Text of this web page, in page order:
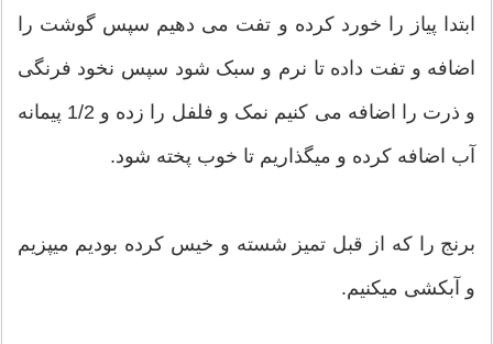
ابتدا پیاز را خورد کرده و تفت می دهیم سپس گوشت را
اضافه و تفت داده تا نرم و سبک شود سپس نخود فرنگی
و ذرت را اضافه می کنیم نمک و فلفل را زده و 1/2 پیمانه
آب اضافه کرده و میگذاریم تا خوب پخته شود.
برنج را که از قبل تمیز شسته و خیس کرده بودیم میپزیم
و آبکشی میکنیم.